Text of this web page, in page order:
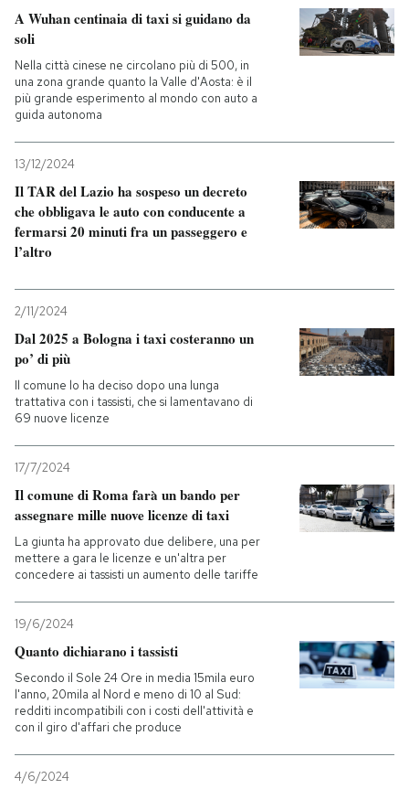
A Wuhan centinaia di taxi si guidano da
soli
Nella città cinese ne circolano più di 500, in
una zona grande quanto la Valle d'Aosta: è il
più grande esperimento al mondo con auto a
guida autonoma
13/12/2024
Il TAR del Lazio ha sospeso un decreto
che obbligava le auto con conducente a
fermarsi 20 minuti fra un passeggero e
l’altro
2/11/2024
Dal 2025 a Bologna i taxi costeranno un
po’ di più
Il comune lo ha deciso dopo una lunga
trattativa con i tassisti, che si lamentavano di
69 nuove licenze
17/7/2024
Il comune di Roma farà un bando per
assegnare mille nuove licenze di taxi
La giunta ha approvato due delibere, una per
mettere a gara le licenze e un'altra per
concedere ai tassisti un aumento delle tariffe
19/6/2024
Quanto dichiarano i tassisti
Secondo il Sole 24 Ore in media 15mila euro
l'anno, 20mila al Nord e meno di 10 al Sud:
redditi incompatibili con i costi dell'attività e
con il giro d'affari che produce
4/6/2024